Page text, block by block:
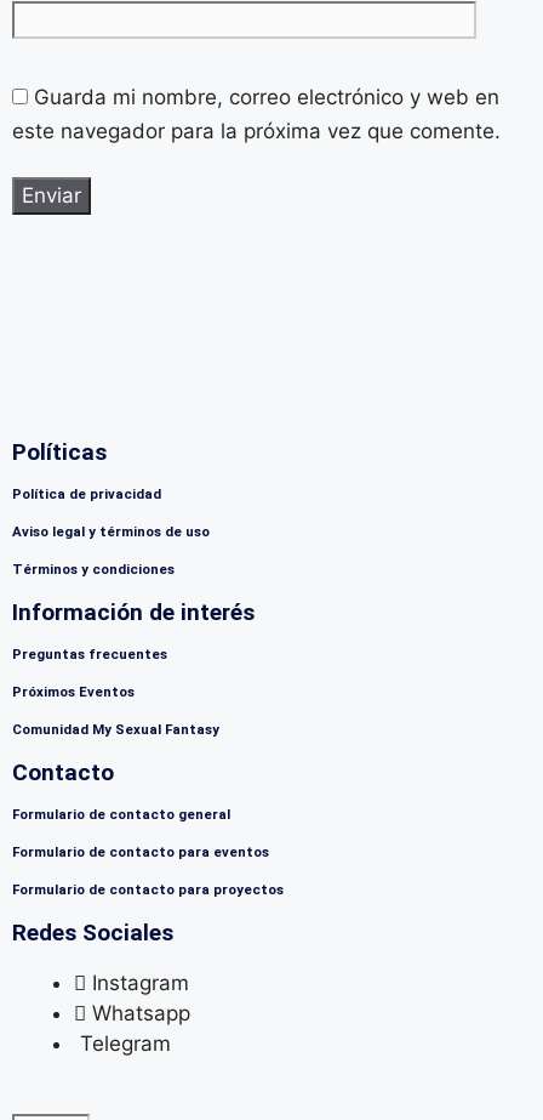
Guarda mi nombre, correo electrónico y web en
este navegador para la próxima vez que comente.
Políticas
Política de privacidad
Aviso legal y términos de uso
Términos y condiciones
Información de interés
Preguntas frecuentes
Próximos Eventos
Comunidad My Sexual Fantasy
Contacto
Formulario de contacto general
Formulario de contacto para eventos
Formulario de contacto para proyectos
Redes Sociales
Instagram
Whatsapp
Telegram